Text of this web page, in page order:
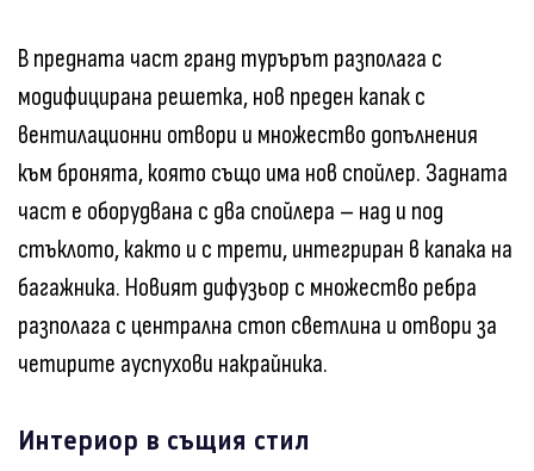
В предната част гранд турърът разполага с
модифицирана решетка, нов преден капак с
вентилационни отвори и множество допълнения
към бронята, която също има нов спойлер. Задната
част е оборудвана с два спойлера – над и под
стъклото, както и с трети, интегриран в капака на
багажника. Новият дифузьор с множество ребра
разполага с централна стоп светлина и отвори за
четирите ауспухови накрайника.
Интериор в същия стил